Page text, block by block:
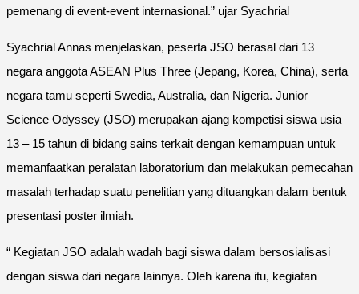
pemenang di event-event internasional.” ujar Syachrial
Syachrial Annas menjelaskan, peserta JSO berasal dari 13
negara anggota ASEAN Plus Three (Jepang, Korea, China), serta
negara tamu seperti Swedia, Australia, dan Nigeria. Junior
Science Odyssey (JSO) merupakan ajang kompetisi siswa usia
13 – 15 tahun di bidang sains terkait dengan kemampuan untuk
memanfaatkan peralatan laboratorium dan melakukan pemecahan
masalah terhadap suatu penelitian yang dituangkan dalam bentuk
presentasi poster ilmiah.
“ Kegiatan JSO adalah wadah bagi siswa dalam bersosialisasi
dengan siswa dari negara lainnya. Oleh karena itu, kegiatan